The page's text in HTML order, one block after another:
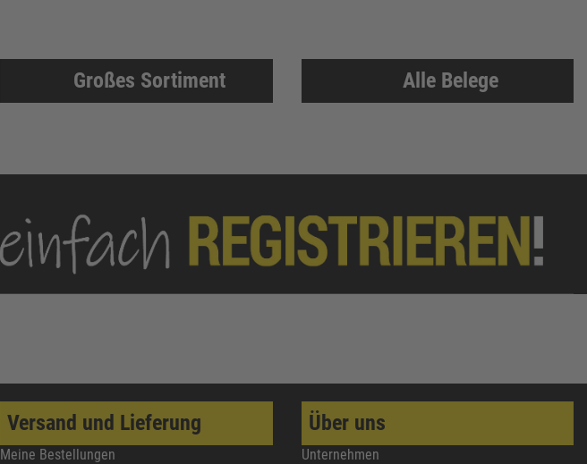
Großes Sortiment Alle Belege
Versand und Lieferung
Meine Bestellungen
Über uns
Unternehmen